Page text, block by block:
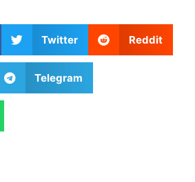
Twitter Reddit
Telegram